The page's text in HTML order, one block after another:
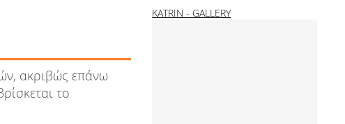
ακριβώς επάνω
το
KATRIN - GALLERY